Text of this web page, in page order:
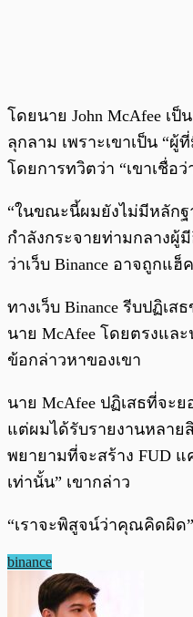
โดยนาย John McAfee เ
ลุกลาม เพราะเขาเป็น “ผู้
โดยการทวิตว่า “เขาเชื่อว่
“ในขณะนี้ผมยังไม่มีหลัก
กำลังกระจายท่ามกลางผู้
ว่าเว็บ Binance อาจถูกแฮ็
ทางเว็บ Binance รีบปฏิเส
นาย McAfee โดยตรงแล
ข้อกล่าวหาของเขา
นาย McAfee ปฏิเสธที่จะ
แต่ผมได้รับรายงานหลาย
พยายามที่จะสร้าง FUD
เท่านั้น” เขากล่าว
“เราจะพิสูจน์ว่าคุณคิดผิด
binance